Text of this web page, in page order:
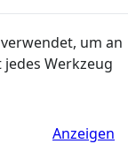
um an
Werkzeug
Anzeigen